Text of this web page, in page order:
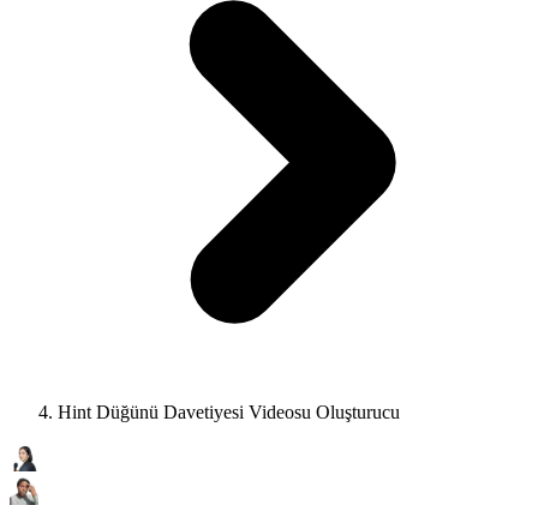
Hint Düğünü Davetiyesi Videosu Oluşturucu